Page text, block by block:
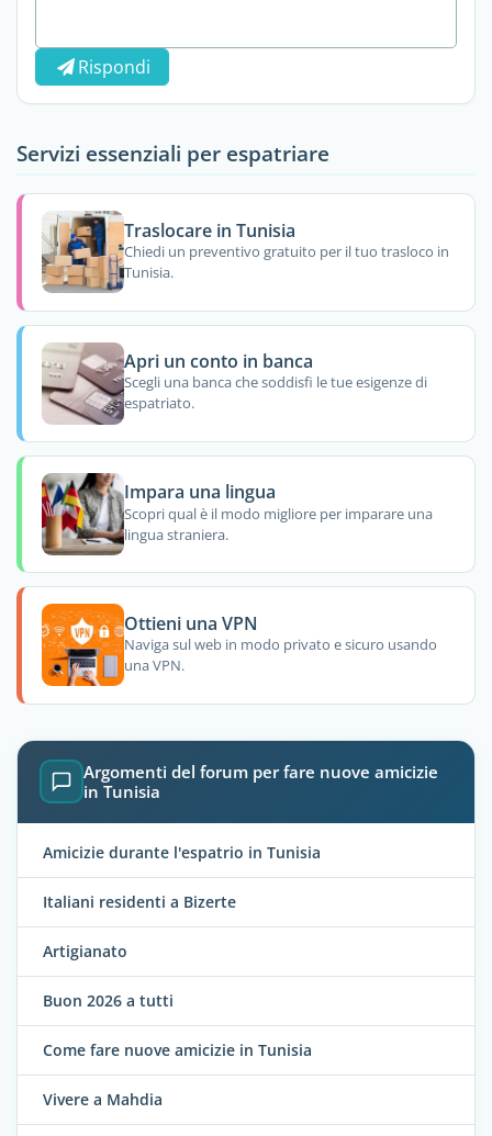
Rispondi
Servizi essenziali per espatriare
Traslocare in Tunisia
Chiedi un preventivo gratuito per il tuo trasloco in
Tunisia.
Apri un conto in banca
Scegli una banca che soddisfi le tue esigenze di
espatriato.
Impara una lingua
Scopri qual è il modo migliore per imparare una
lingua straniera.
Ottieni una VPN
Naviga sul web in modo privato e sicuro usando
una VPN.
Argomenti del forum per fare nuove amicizie
in Tunisia
Amicizie durante l'espatrio in Tunisia
Italiani residenti a Bizerte
Artigianato
Buon 2026 a tutti
Come fare nuove amicizie in Tunisia
Vivere a Mahdia